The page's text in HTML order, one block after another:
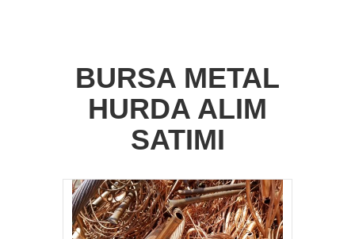
BURSA METAL
HURDA ALIM
SATIMI